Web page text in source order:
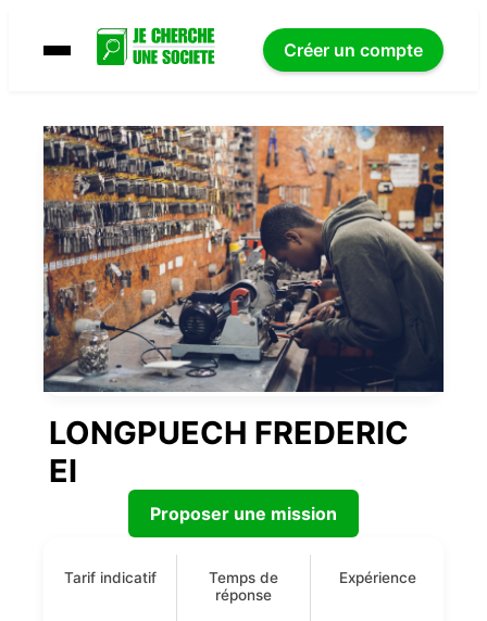
Créer un compte
LONGPUECH FREDERIC
EI
Proposer une mission
Tarif indicatif
Temps de
réponse
Expérience